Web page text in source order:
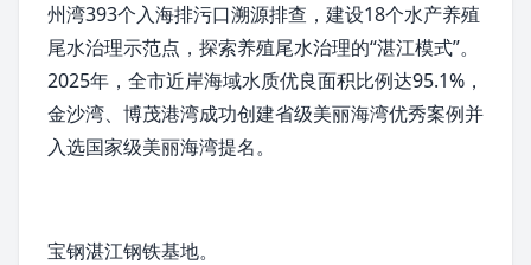
州湾393个入海排污口溯源排查，建设18个水产养殖
尾水治理示范点，探索养殖尾水治理的“湛江模式”。
2025年，全市近岸海域水质优良面积比例达95.1%，
金沙湾、博茂港湾成功创建省级美丽海湾优秀案例并
入选国家级美丽海湾提名。
宝钢湛江钢铁基地。